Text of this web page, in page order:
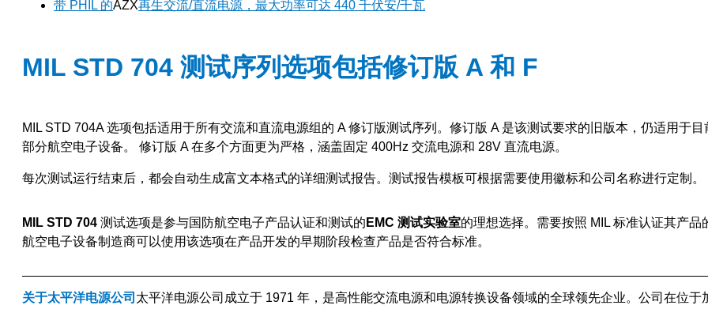
带 PHIL 的AZX再生交流/直流电源，最大功率可达 440 千伏安/千瓦
MIL STD 704 测试序列选项包括修订版 A 和 F
MIL STD 704A 选项包括适用于所有交流和直流电源组的 A 修订版测试序列。 修订版 A 是该测试要求的旧版本，仍适用于目
部分航空电子设备。
修订版 A 在多个方面更为严格，涵盖固定 400Hz 交流电源和 28V 直流电源。
每次测试运行结束后，都会自动生成富文本格式的详细测试报告。测试报告模板可根据需要使用徽标和公司名称进行定制。
MIL STD 704 测试选项是参与国防航空电子产品认证和测试的 EMC 测试实验室的理想选择。需要按照 MIL 标准认证其产品
航空电子设备制造商可以使用该选项在产品开发的早期阶段检查产品是否符合标准。
关于太平洋电源公司 太平洋电源公司成立于 1971 年，是高性能交流电源和电源转换设备领域的全球领先企业。公司在位于